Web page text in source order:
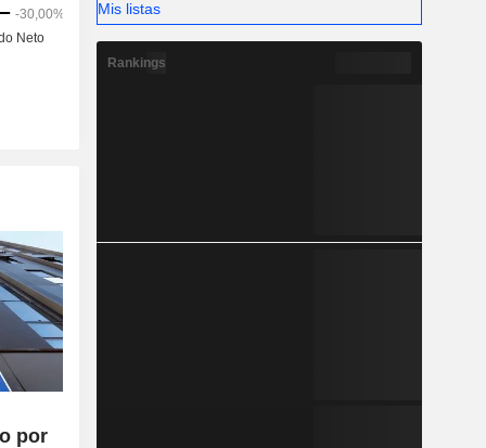
por
Mis listas
Rankings